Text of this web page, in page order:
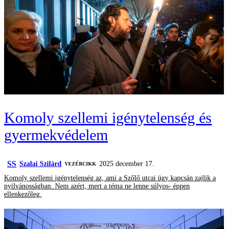
Komoly szellemi igénytelenség és
gyermekvédelem
SS Szalai Szilárd VEZÉRCIKK 2025 december 17.
Komoly szellemi igénytelenség az, ami a Szőlő utcai ügy kapcsán zajlik a
nyilvánosságban. Nem azért, mert a téma ne lenne súlyos- éppen
ellenkezőleg.